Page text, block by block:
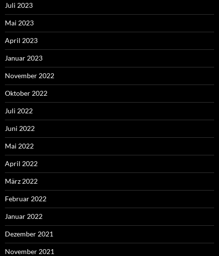
Juli 2023
Mai 2023
April 2023
Januar 2023
November 2022
Oktober 2022
Juli 2022
Juni 2022
Mai 2022
April 2022
März 2022
Februar 2022
Januar 2022
Dezember 2021
November 2021